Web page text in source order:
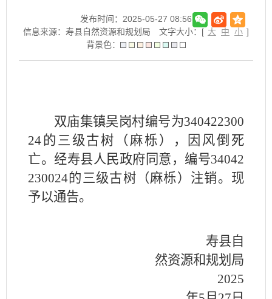
发布时间：2025-05-27 08:56
信息来源：寿县自然资源和规划局
文字大小：[ 大 中 小 ]
背景色：
双庙集镇吴岗村编号为340422300
24的三级古树（麻栎）
，
因风倒死
亡。经寿县人民政府同意，编号34042
230024的三级古树（麻栎）注销。 现
予以通告。
寿县自
然资源和规划局
2025